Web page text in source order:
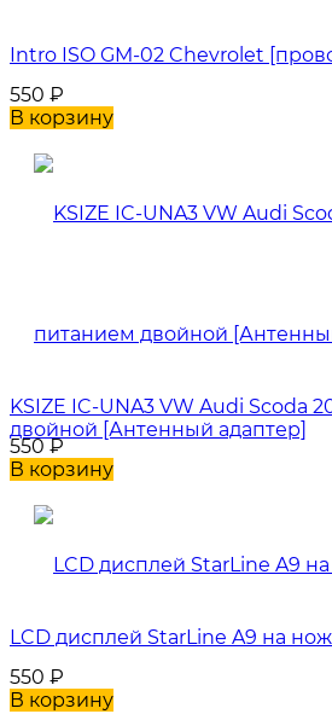
Intro ISO GM-02 Chevrolet
550 ₽
В корзину
KSIZE IC-UNA3 VW Audi Scoda
двойной [Антенный адаптер]
550₽
В корзину
LCD дисплей StarLine A9 на
550 ₽
В корзину